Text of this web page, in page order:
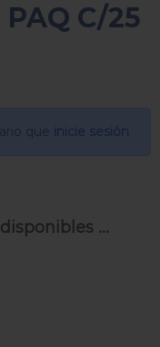
PAQ C/25
que
...